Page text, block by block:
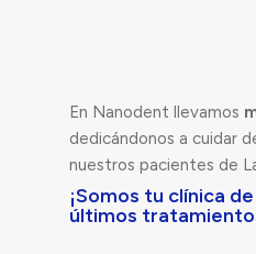
En Nanodent llevamos
dedicándonos a cuidar
nuestros pacientes de
¡Somos tu clínica
últimos